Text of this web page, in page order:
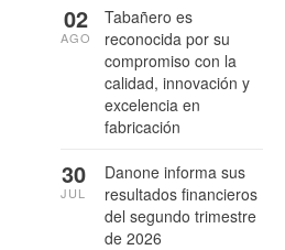
Tabañero es
reconocida por su
compromiso con la
calidad, innovación y
excelencia en
fabricación
02
AGO
Danone informa sus
resultados financieros
del segundo trimestre
de 2026
30
JUL